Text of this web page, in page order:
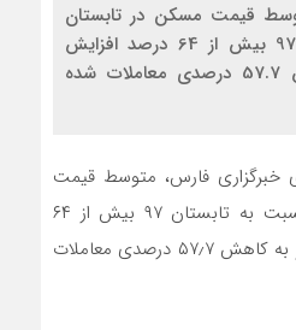
قیمت مسکن در تابستان
98 نسبت به تابستان 97 بیش از 64 درصد افزایش
یافته و منجر به کاهش 57.7 درصدی معاملات شده
خبرگزاری فارس، متوسط قیمت
مسکن در تابستان ۹۸ نسبت به تابستان ۹۷ بیش از ۶۴
درصد افزایش یافته و منجر به کاهش ۵۷٫۷ درصدی معاملات